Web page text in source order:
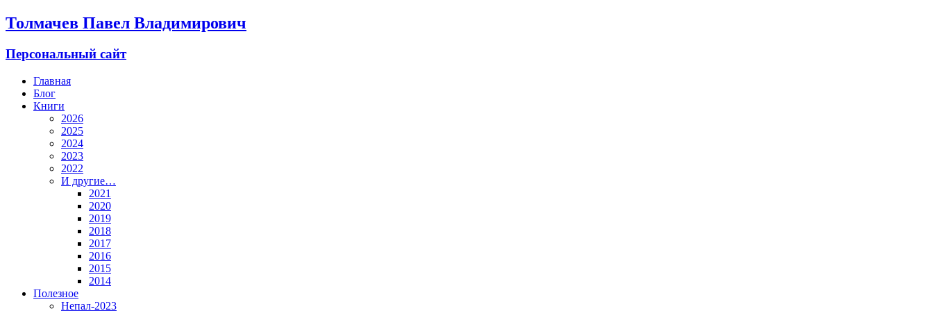
Толмачев Павел Владимирович
Персональный сайт
Главная
Блог
Книги
2026
2025
2024
2023
2022
И другие…
2021
2020
2019
2018
2017
2016
2015
2014
Полезное
Непал-2023